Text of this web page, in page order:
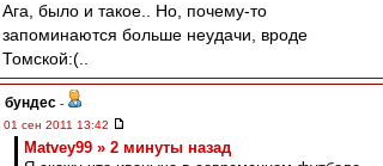
Ага, было и такое.. Но, почему-то
запоминаются больше неудачи, вроде
Томской:(..
бундес -
01 сен 2011 13:42
Matvey99 » 2 минуты назад